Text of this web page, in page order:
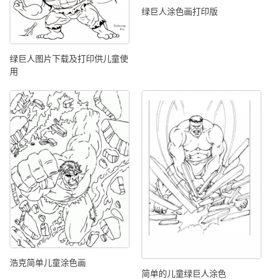
绿巨人图片下载及打印供儿童使
用
绿巨人涂色画打印版
浩克简单儿童涂色画
简单的儿童绿巨人涂色